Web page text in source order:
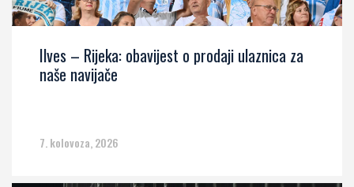
Ilves – Rijeka: obavijest o prodaji ulaznica za
naše navijače
7. kolovoza, 2026